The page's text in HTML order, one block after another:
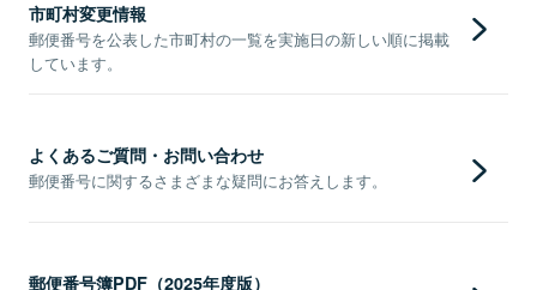
市町村変更情報
郵便番号を公表した市町村の一覧を実施日の新しい順に掲載
しています。
よくあるご質問・お問い合わせ
郵便番号に関するさまざまな疑問にお答えします。
郵便番号簿PDF（2025年度版）